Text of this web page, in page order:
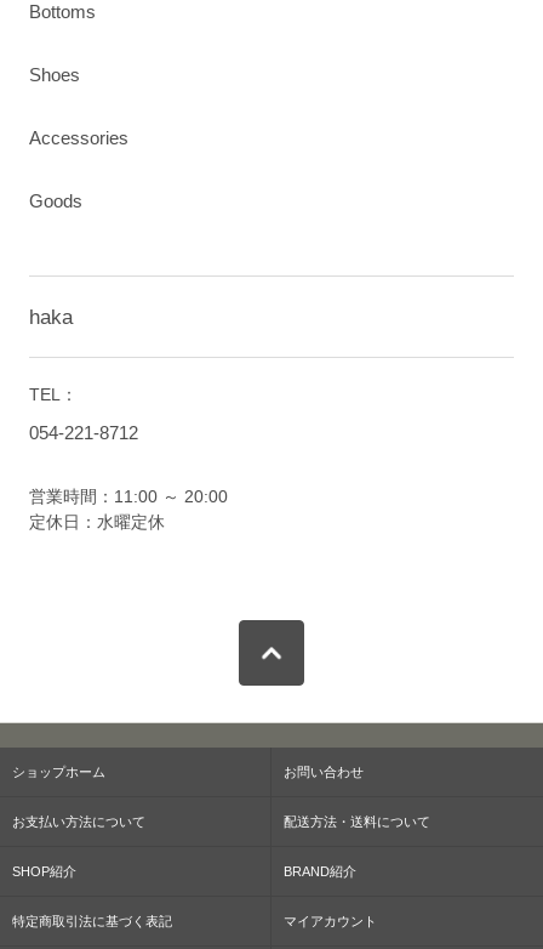
Bottoms
Shoes
Accessories
Goods
haka
TEL：
054-221-8712
営業時間：11:00 ～ 20:00
定休日：水曜定休
ショップホーム お問い合わせ
お支払い方法について 配送方法・送料について
SHOP紹介 BRAND紹介
特定商取引法に基づく表記 マイアカウント